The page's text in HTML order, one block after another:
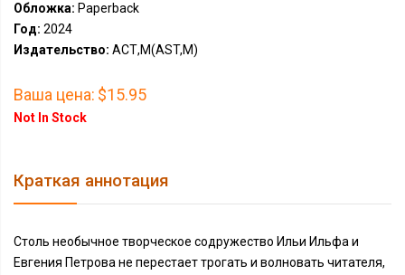
Обложка: Paperback
Год: 2024
Издательство: АСТ,М(AST,M)
Ваша цена: $15.95
Not In Stock
Краткая аннотация
Столь необычное творческое содружество Ильи Ильфа и
Евгения Петрова не перестает трогать и волновать читателя,